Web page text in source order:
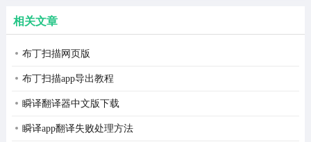
相关文章
布丁扫描网页版
布丁扫描app导出教程
瞬译翻译器中文版下载
瞬译app翻译失败处理方法